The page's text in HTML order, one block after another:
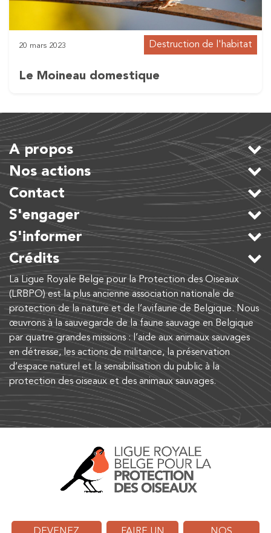
20 mars 2023 Destruction de l'habitat
Le Moineau domestique
A propos
Nos actions
Contact
S'engager
S'informer
Crédits
La Ligue Royale Belge pour la Protection des Oiseaux
(LRBPO) est la plus ancienne association nationale de
protection de la nature et de l’avifaune de Belgique. Nous
œuvrons à la sauvegarde de la faune sauvage en Belgique
par quatre grandes missions : l’aide aux animaux sauvages
en détresse, les actions de militance, la préservation
d’espace naturel et la sensibilisation du public à la
protection des oiseaux et des animaux sauvages.